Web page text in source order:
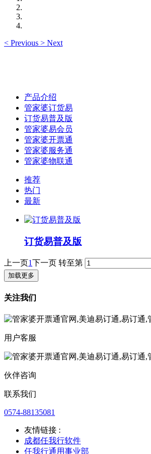
< Previous > Next
产品介绍
管家婆订货易
订货易普及版
管家婆易会员
管家婆开票通
管家婆服务通
管家婆物联通
推荐
热门
最新
订货易普及版
上一页1下一页 转至第
加载更多
关注我们
用户客服
伙伴咨询
联系我们
0574-88135081
友情链接 :
成都任我行软件
任我行通用事业部